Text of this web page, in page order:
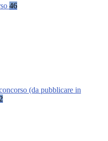
46
(da pubblicare in